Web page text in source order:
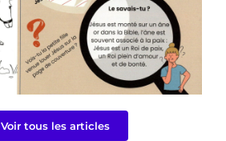
Voir tous les articles